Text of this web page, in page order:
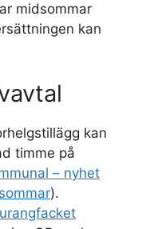
midsommar
kan
kan
timme på
– nyhet
).